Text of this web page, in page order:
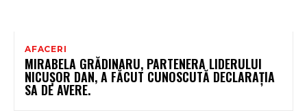
AFACERI
MIRABELA GRĂDINARU, PARTENERA LIDERULUI
NICUȘOR DAN, A FĂCUT CUNOSCUTĂ DECLARAȚIA
SA DE AVERE.